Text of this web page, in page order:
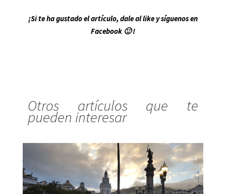
¡Si te ha gustado el artículo, dale al like y síguenos en
Facebook 🙂 !
Otros artículos que te
pueden interesar